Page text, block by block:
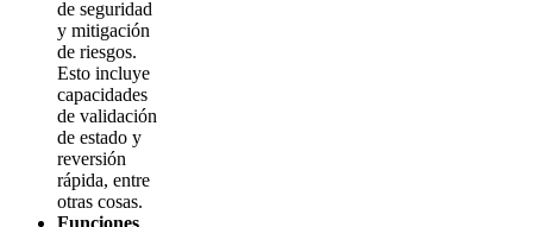
de seguridad
y mitigación
de riesgos.
Esto incluye
capacidades
de validación
de estado y
reversión
rápida, entre
otras cosas.
Funciones